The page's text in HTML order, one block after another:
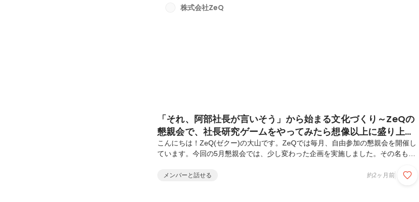
んちゃん」と呼ばれている権田 靖拓（ごんだ やすひろ）。今回は、そんな権田さ
株式会社ZeQ
「それ、阿部社長が言いそう」から始まる文化づくり～ZeQの
懇親会で、社長研究ゲームをやってみたら想像以上に盛り上が
った話～
こんにちは！ZeQ(ゼクー)の大山です。ZeQでは毎月、自由参加の懇親会を開催し
ています。今回の5月懇親会では、少し変わった企画を実施しました。その名も…
阿部を題材にしたゲーム。しかも、社長本人が参加しているなかなかに攻めた企
メンバーと話せる 約2ヶ月前